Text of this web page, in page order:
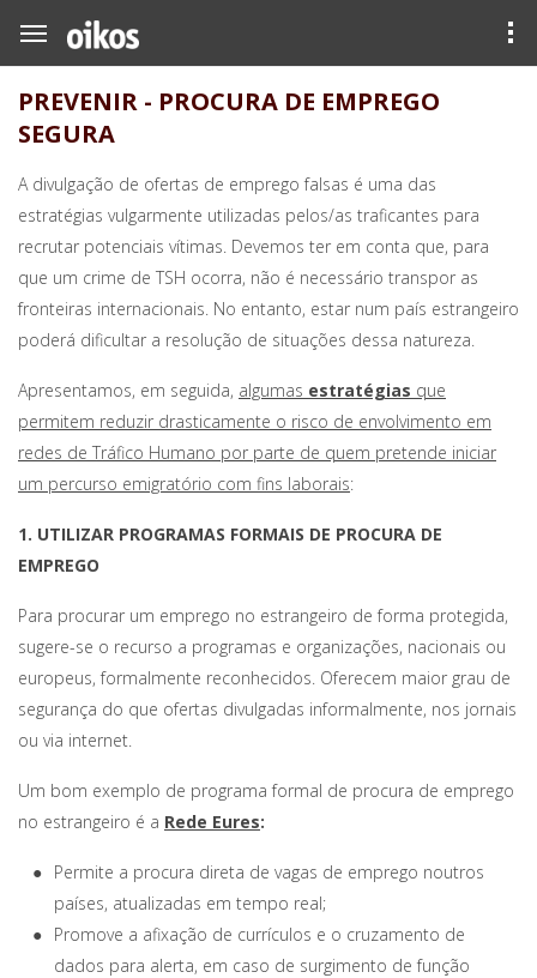
PREVENIR - PROCURA DE EMPREGO
SEGURA
A divulgação de ofertas de emprego falsas é uma das
estratégias vulgarmente utilizadas pelos/as traficantes para
recrutar potenciais vítimas. Devemos ter em conta que, para
que um crime de TSH ocorra, não é necessário transpor as
fronteiras internacionais. No entanto, estar num país estrangeiro
poderá dificultar a resolução de situações dessa natureza.
Apresentamos, em seguida, algumas estratégias que
permitem reduzir drasticamente o risco de envolvimento em
redes de Tráfico Humano por parte de quem pretende iniciar
um percurso emigratório com fins laborais:
1. UTILIZAR PROGRAMAS FORMAIS DE PROCURA DE
EMPREGO
Para procurar um emprego no estrangeiro de forma protegida,
sugere-se o recurso a programas e organizações, nacionais ou
europeus, formalmente reconhecidos. Oferecem maior grau de
segurança do que ofertas divulgadas informalmente, nos jornais
ou via internet.
Um bom exemplo de programa formal de procura de emprego
no estrangeiro é a Rede Eures:
Permite a procura direta de vagas de emprego noutros
países, atualizadas em tempo real;
Promove a afixação de currículos e o cruzamento de
dados para alerta, em caso de surgimento de função